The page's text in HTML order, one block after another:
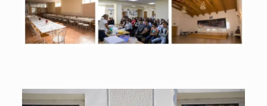
Відеопрогравач